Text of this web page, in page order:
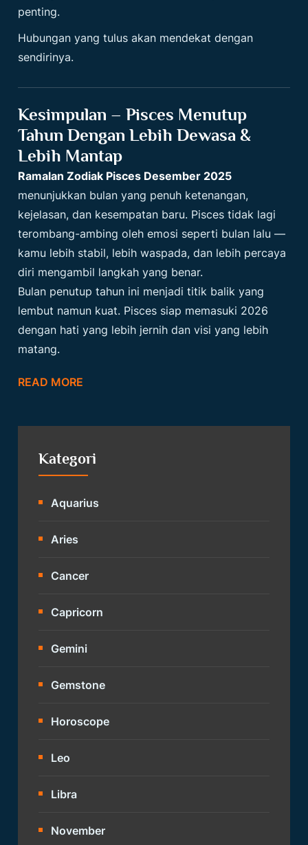
penting.
Hubungan yang tulus akan mendekat dengan
sendirinya.
Kesimpulan – Pisces Menutup
Tahun Dengan Lebih Dewasa &
Lebih Mantap
Ramalan Zodiak Pisces Desember 2025
menunjukkan bulan yang penuh ketenangan,
kejelasan, dan kesempatan baru. Pisces tidak lagi
terombang-ambing oleh emosi seperti bulan lalu —
kamu lebih stabil, lebih waspada, dan lebih percaya
diri mengambil langkah yang benar.
Bulan penutup tahun ini menjadi titik balik yang
lembut namun kuat. Pisces siap memasuki 2026
dengan hati yang lebih jernih dan visi yang lebih
matang.
READ MORE
Kategori
Aquarius
Aries
Cancer
Capricorn
Gemini
Gemstone
Horoscope
Leo
Libra
November